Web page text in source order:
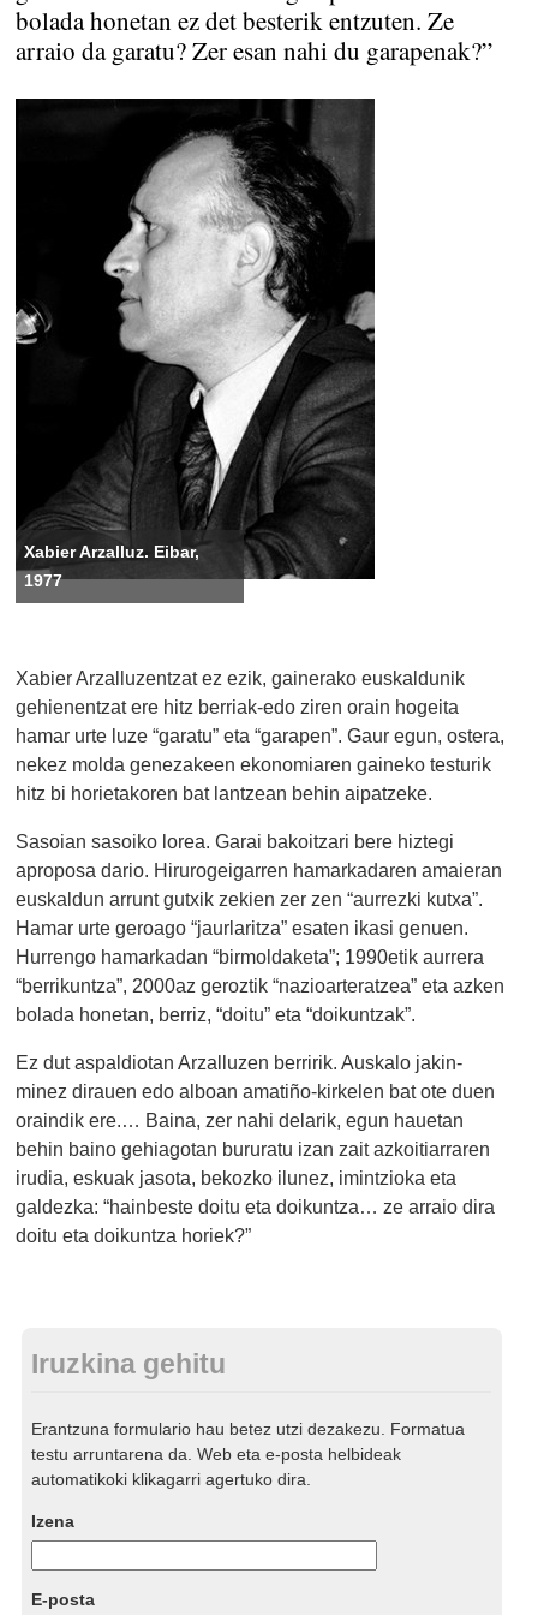
bolada honetan ez det besterik entzuten. Ze
arraio da garatu? Zer esan nahi du garapenak?”
Xabier Arzalluz. Eibar,
1977
Xabier Arzalluzentzat ez ezik, gainerako euskaldunik
gehienentzat ere hitz berriak-edo ziren orain hogeita
hamar urte luze “garatu” eta “garapen”. Gaur egun, ostera,
nekez molda genezakeen ekonomiaren gaineko testurik
hitz bi horietakoren bat lantzean behin aipatzeke.
Sasoian sasoiko lorea. Garai bakoitzari bere hiztegi
aproposa dario. Hirurogeigarren hamarkadaren amaieran
euskaldun arrunt gutxik zekien zer zen “aurrezki kutxa”.
Hamar urte geroago “jaurlaritza” esaten ikasi genuen.
Hurrengo hamarkadan “birmoldaketa”; 1990etik aurrera
“berrikuntza”, 2000az geroztik “nazioarteratzea” eta azken
bolada honetan, berriz, “doitu” eta “doikuntzak”.
Ez dut aspaldiotan Arzalluzen berririk. Auskalo jakin-
minez dirauen edo alboan amatiño-kirkelen bat ote duen
oraindik ere.… Baina, zer nahi delarik, egun hauetan
behin baino gehiagotan bururatu izan zait azkoitiarraren
irudia, eskuak jasota, bekozko ilunez, imintzioka eta
galdezka: “hainbeste doitu eta doikuntza… ze arraio dira
doitu eta doikuntza horiek?”
Iruzkina gehitu
Erantzuna formulario hau betez utzi dezakezu. Formatua
testu arruntarena da. Web eta e-posta helbideak
automatikoki klikagarri agertuko dira.
Izena
E-posta